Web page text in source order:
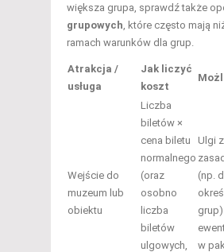
większa grupa, sprawdź także
grupowych , które często mają
ramach warunków dla grup.
Atrakcja /
usługa
Jak liczyć
koszt
Wejście do
muzeum lub
obiektu
Liczba
biletów ×
cena biletu
normalnego
(oraz
osobno
liczba
biletów
ulgowych,
Ulgi
(np.
w